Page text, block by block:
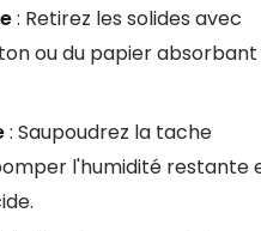
: Retirez les solides avec
ou du papier absorbant
: Saupoudrez la tache
l'humidité restante